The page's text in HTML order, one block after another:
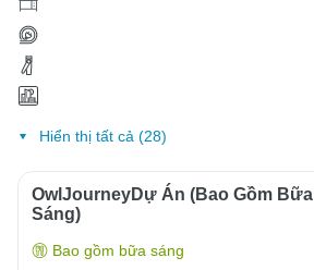
Hiển thị tất cả (28)
OwlJourneyDự Án (Bao Gồm Bữa
Sáng)
Bao gồm bữa sáng